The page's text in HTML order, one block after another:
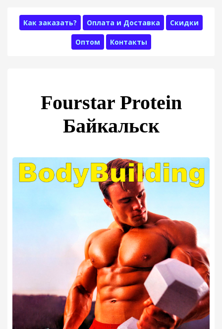
Как заказать? Оплата и Доставка Скидки
Оптом Контакты
Fourstar Protein
Байкальск